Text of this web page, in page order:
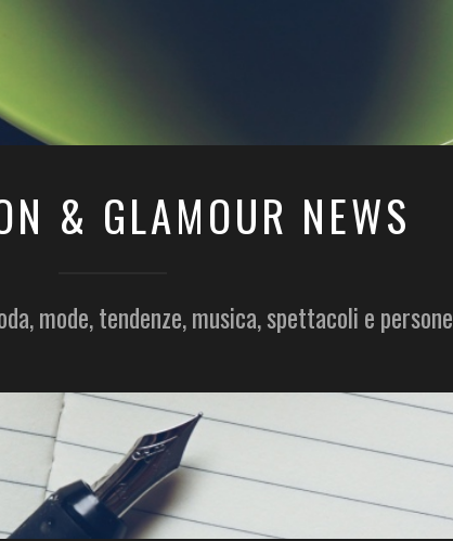
& GLAMOUR NEWS
mode, tendenze, musica, spettacoli e persone